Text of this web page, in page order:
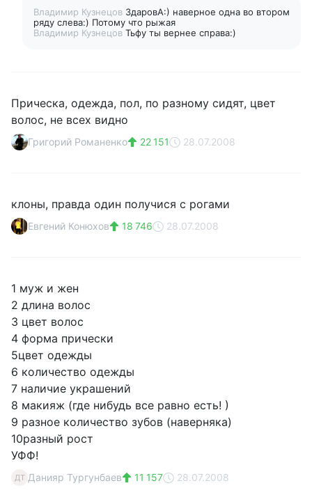
Владимир Кузнецов ЗдаровА:) наверное одна во втором
ряду слева:) Потому что рыжая
Владимир Кузнецов Тьфу ты вернее справа:)
Прическа, одежда, пол, по разному сидят, цвет
волос, не всех видно
Григорий Романенко 22 151 28.07.2008
клоны, правда один получися с рогами
Евгений Конюхов 18 746 28.07.2008
1 муж и жен
2 длина волос
3 цвет волос
4 форма прически
5цвет одежды
6 количество одежды
7 наличие украшений
8 макияж (где нибудь все равно есть! )
9 разное количество зубов (наверняка)
10разный рост
УФФ!
ДТ Данияр Тургунбаев 11 157 28.07.2008